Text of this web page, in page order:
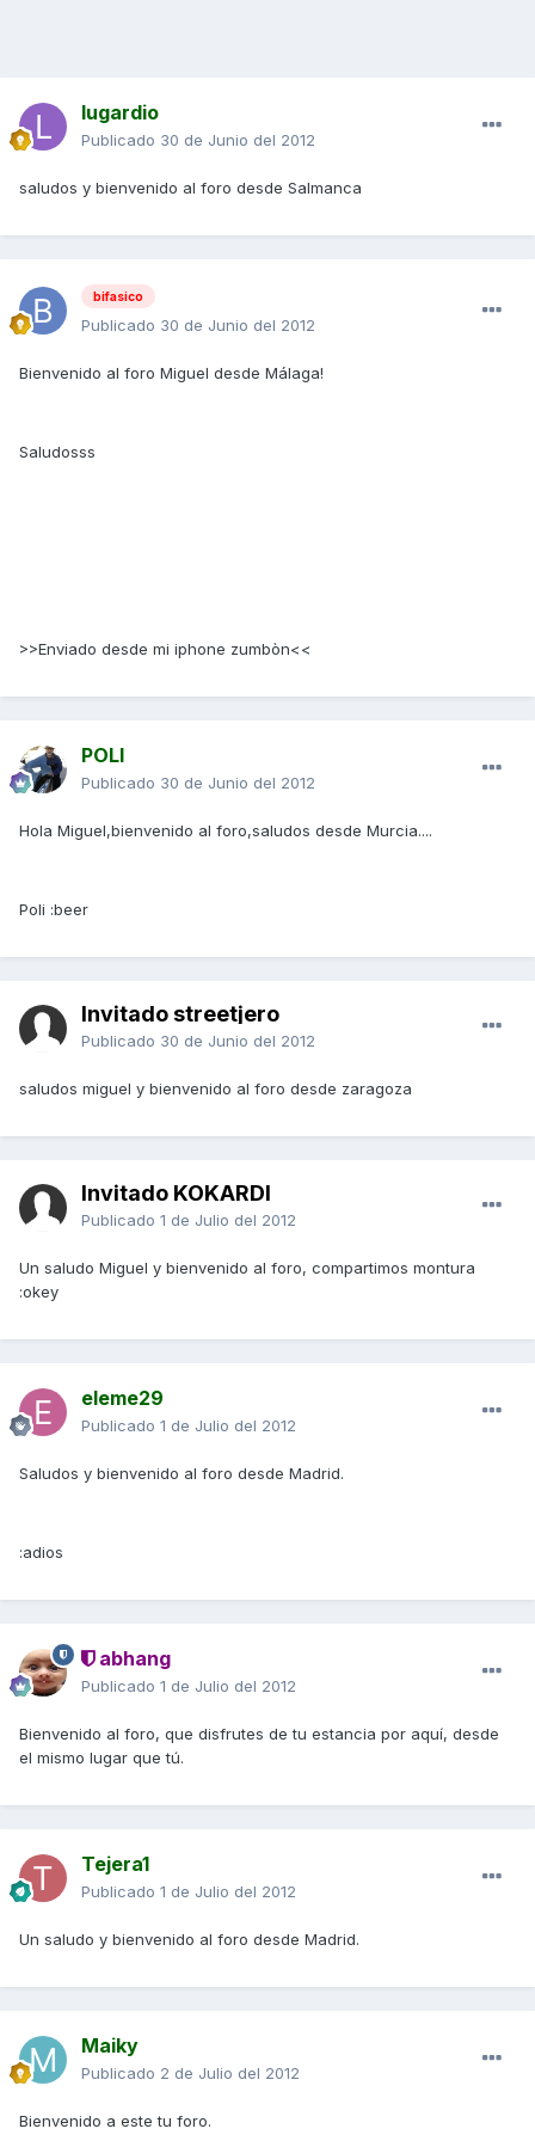
lugardio
Publicado 30 de Junio del 2012
saludos y bienvenido al foro desde Salmanca
bifasico
Publicado 30 de Junio del 2012
Bienvenido al foro Miguel desde Málaga!
Saludosss
>>Enviado desde mi iphone zumbòn<<
POLI
Publicado 30 de Junio del 2012
Hola Miguel,bienvenido al foro,saludos desde Murcia....
Poli :beer
Invitado streetjero
Publicado 30 de Junio del 2012
saludos miguel y bienvenido al foro desde zaragoza
Invitado KOKARDI
Publicado 1 de Julio del 2012
Un saludo Miguel y bienvenido al foro, compartimos montura
:okey
eleme29
Publicado 1 de Julio del 2012
Saludos y bienvenido al foro desde Madrid.
:adios
abhang
Publicado 1 de Julio del 2012
Bienvenido al foro, que disfrutes de tu estancia por aquí, desde
el mismo lugar que tú.
Tejera1
Publicado 1 de Julio del 2012
Un saludo y bienvenido al foro desde Madrid.
Maiky
Publicado 2 de Julio del 2012
Bienvenido a este tu foro.